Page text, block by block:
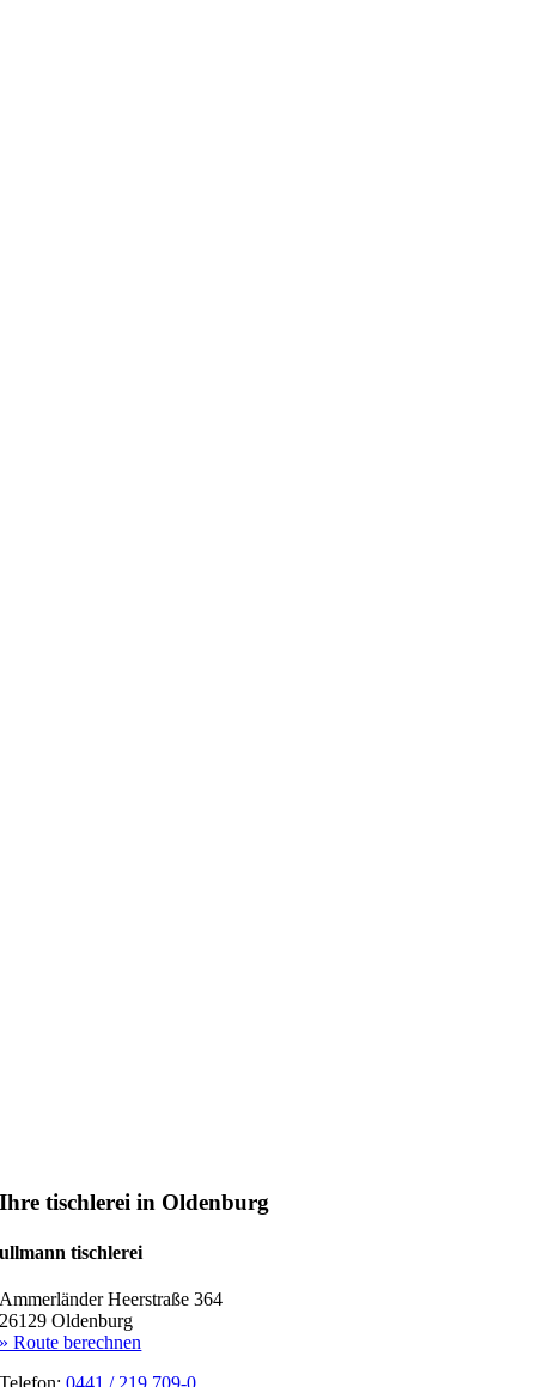
Ihre tischlerei in Oldenburg
ullmann tischlerei
Ammerländer Heerstraße 364
26129 Oldenburg
» Route berechnen
Telefon:0441 / 219 709-0